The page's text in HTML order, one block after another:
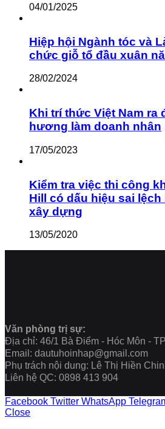
04/01/2025
Hiệp hội Ngành tóc và
chức giỗ tổ đầu xuân
28/02/2024
Khi trí thức Việt Nam ra
hương làm doanh nhân
17/05/2023
Kiểm tra việc thi công
Hill có dấu hiệu sai
xây dựng
13/05/2020
Văn phòng trị sự:
Địa chỉ: 46/1 Bà Điểm - Hóc Môn -
Email: dautuhoinhap@gmail.com
Phụ trách nội dung: Lê Thị Hiền
Liên hệ QC: 0898 413 904
Facebook Twitter WhatsApp
Close